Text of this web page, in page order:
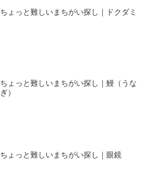
ちょっと難しいまちがい探し｜ドクダミ
ちょっと難しいまちがい探し｜鰻（うな
ぎ）
ちょっと難しいまちがい探し｜眼鏡